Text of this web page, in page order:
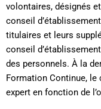
volontaires, désignés
conseil
titulaires et leurs
conseil
des personnels. À la
Formation Continue, le
expert en fonction de